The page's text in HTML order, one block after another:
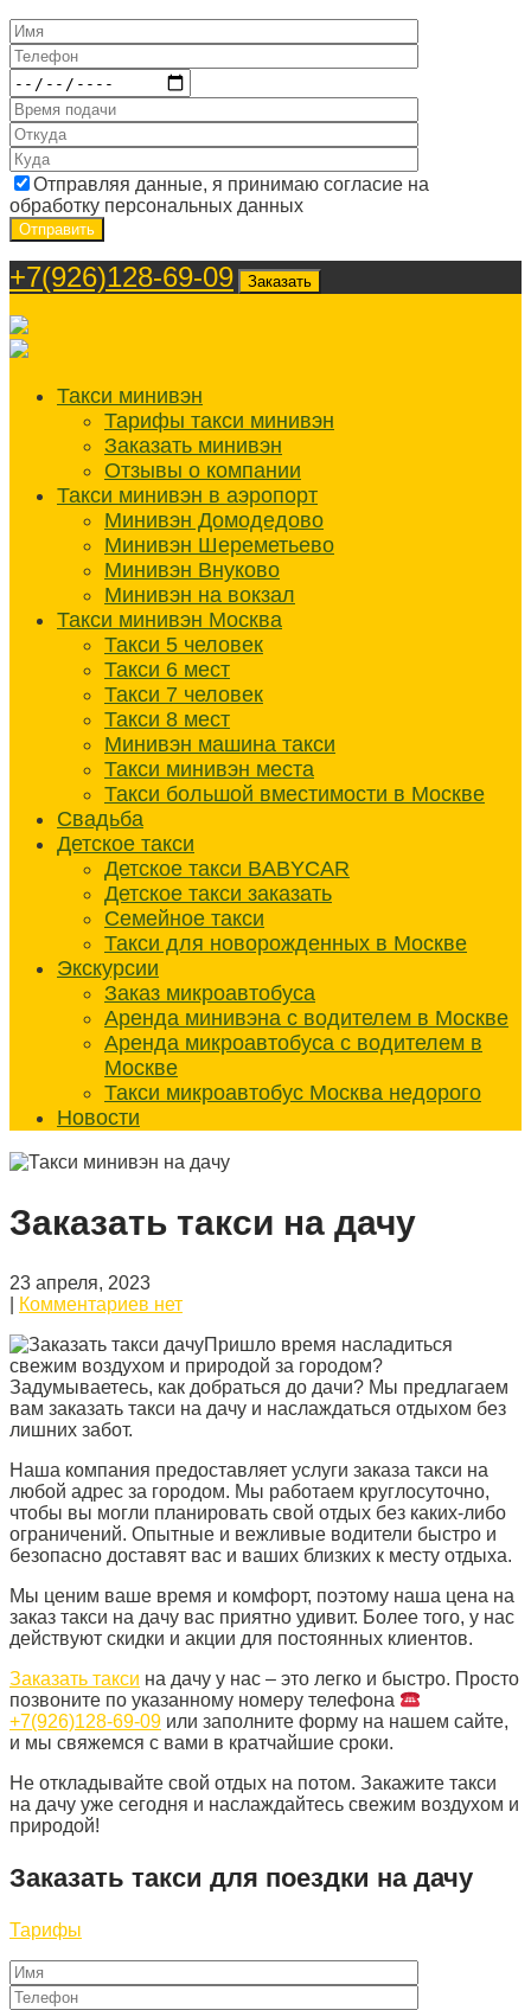
Отправляя данные, я принимаю согласие на
обработку персональных данных
+7(926)128-69-09 Заказать
Такси минивэн
Тарифы такси минивэн
Заказать минивэн
Отзывы о компании
Такси минивэн в аэропорт
Минивэн Домодедово
Минивэн Шереметьево
Минивэн Внуково
Минивэн на вокзал
Такси минивэн Москва
Такси 5 человек
Такси 6 мест
Такси 7 человек
Такси 8 мест
Минивэн машина такси
Такси минивэн места
Такси большой вместимости в Москве
Свадьба
Детское такси
Детское такси BABYCAR
Детское такси заказать
Семейное такси
Такси для новорожденных в Москве
Экскурсии
Заказ микроавтобуса
Аренда минивэна с водителем в Москве
Аренда микроавтобуса с водителем в
Москве
Такси микроавтобус Москва недорого
Новости
Заказать такси на дачу
23 апреля, 2023
Комментариев нет
Пришло время насладиться
свежим воздухом и природой за городом?
Задумываетесь, как добраться до дачи? Мы предлагаем
вам заказать такси на дачу и наслаждаться отдыхом без
лишних забот.
Наша компания предоставляет услуги заказа такси на
любой адрес за городом. Мы работаем круглосуточно,
чтобы вы могли планировать свой отдых без каких-либо
ограничений. Опытные и вежливые водители быстро и
безопасно доставят вас и ваших близких к месту отдыха.
Мы ценим ваше время и комфорт, поэтому наша цена на
заказ такси на дачу вас приятно удивит. Более того, у нас
действуют скидки и акции для постоянных клиентов.
Заказать такси на дачу у нас – это легко и быстро. Просто
позвоните по указанному номеру телефона
+7(926)128-69-09 или заполните форму на нашем сайте,
и мы свяжемся с вами в кратчайшие сроки.
Не откладывайте свой отдых на потом. Закажите такси
на дачу уже сегодня и наслаждайтесь свежим воздухом и
природой!
Заказать такси для поездки на дачу
Тарифы